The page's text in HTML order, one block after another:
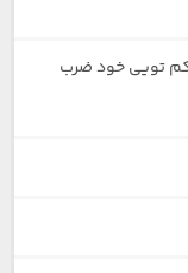
تویی خود ضرب